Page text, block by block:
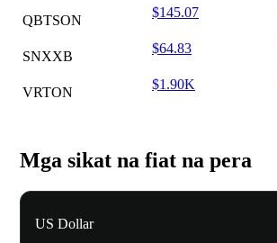
QBTSON
$145.07
SNXXB
$64.83
VRTON
$1.90K
Mga sikat na fiat na pera
US Dollar